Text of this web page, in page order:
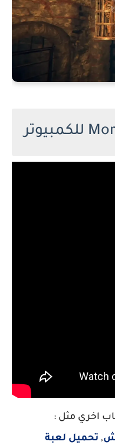
اخري مثل :
, تحميل لعبة